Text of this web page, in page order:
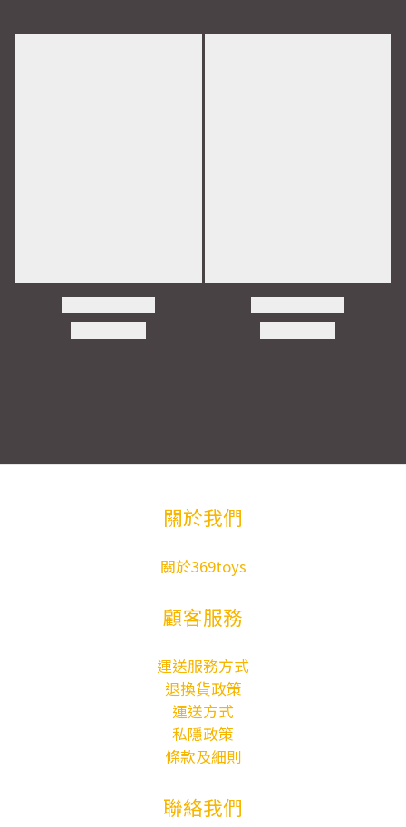
關於我們
關於369toys
顧客服務
運送服務方式
退換貨政策
運送方式
私隱政策
條款及細則
聯絡我們